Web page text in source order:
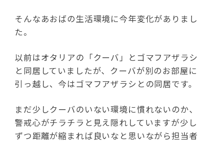
そんなあおばの生活環境に今年変化がありまし
た。
以前はオタリアの「クーバ」とゴマフアザラシ
と同居していましたが、クーバが別のお部屋に
引っ越し、今はゴマフアザラシとの同居です。
まだ少しクーバのいない環境に慣れないのか、
警戒心がチラチラと見え隠れしていますが少し
ずつ距離が縮まれば良いなと思いながら担当者